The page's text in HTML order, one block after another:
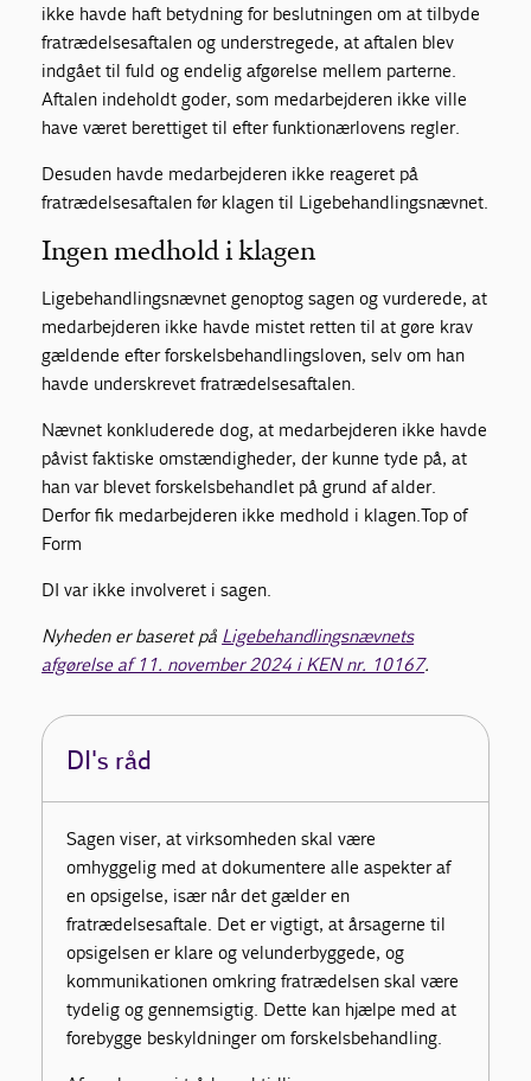
ikke havde haft betydning for beslutningen om at tilbyde
fratrædelsesaftalen og understregede, at aftalen blev
indgået til fuld og endelig afgørelse mellem parterne.
Aftalen indeholdt goder, som medarbejderen ikke ville
have været berettiget til efter funktionærlovens regler.
Desuden havde medarbejderen ikke reageret på
fratrædelsesaftalen før klagen til Ligebehandlingsnævnet.
Ingen medhold i klagen
Ligebehandlingsnævnet genoptog sagen og vurderede, at
medarbejderen ikke havde mistet retten til at gøre krav
gældende efter forskelsbehandlingsloven, selv om han
havde underskrevet fratrædelsesaftalen.
Nævnet konkluderede dog, at medarbejderen ikke havde
påvist faktiske omstændigheder, der kunne tyde på, at
han var blevet forskelsbehandlet på grund af alder.
Derfor fik medarbejderen ikke medhold i klagen.Top of
Form
DI var ikke involveret i sagen.
Nyheden er baseret på Ligebehandlingsnævnets
afgørelse af 11. november 2024 i KEN nr. 10167.
DI's råd
Sagen viser, at virksomheden skal være
omhyggelig med at dokumentere alle aspekter af
en opsigelse, især når det gælder en
fratrædelsesaftale. Det er vigtigt, at årsagerne til
opsigelsen er klare og velunderbyggede, og
kommunikationen omkring fratrædelsen skal være
tydelig og gennemsigtig. Dette kan hjælpe med at
forebygge beskyldninger om forskelsbehandling.